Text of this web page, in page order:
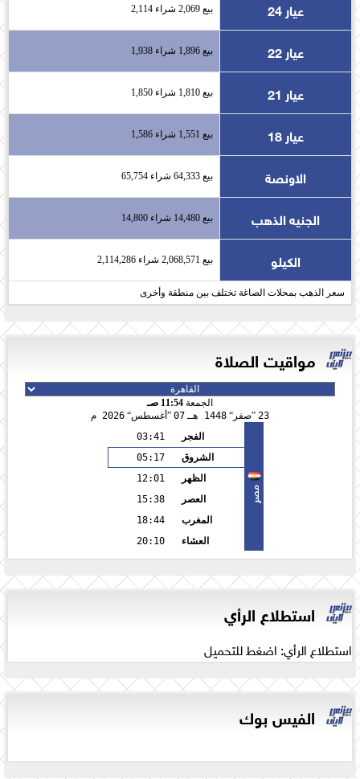
عيار 24
بيع 2,069 شراء 2,114
عيار 22 بيع 1,896 شراء 1,938
عيار 21 بيع 1,810 شراء 1,850
عيار 18 بيع 1,551 شراء 1,586
الاونصة بيع 64,333 شراء 65,754
الجنيه الذهب بيع 14,480 شراء 14,800
الكيلو بيع 2,068,571 شراء 2,114,286
سعر الذهب بمحلات الصاغة تختلف بين منطقة وأخرى
مواقيت الصلاة
الجمعة 11:54 صـ
23 صفر 1448 هـ 07 أغسطس 2026 م
مصر
الفجر
03:41
الشروق
05:17
الظهر
12:01
العصر
15:38
المغرب
18:44
العشاء
20:10
استطلاع الرأي
استطلاع الرأي: اضغط للتحميل
الفيس بوك